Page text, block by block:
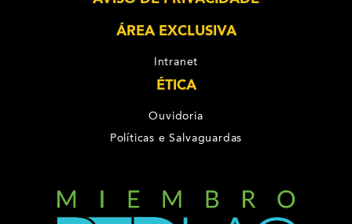
ÁREA EXCLUSIVA
Intranet
ÉTICA
Ouvidoria
Políticas e Salvaguardas